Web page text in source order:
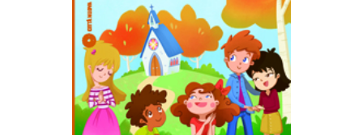
AGGIUNGI AL CARRELLO